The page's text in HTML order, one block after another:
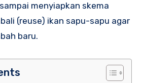
menyiapkan skema
(reuse) ikan sapu-sapu agar
baru.